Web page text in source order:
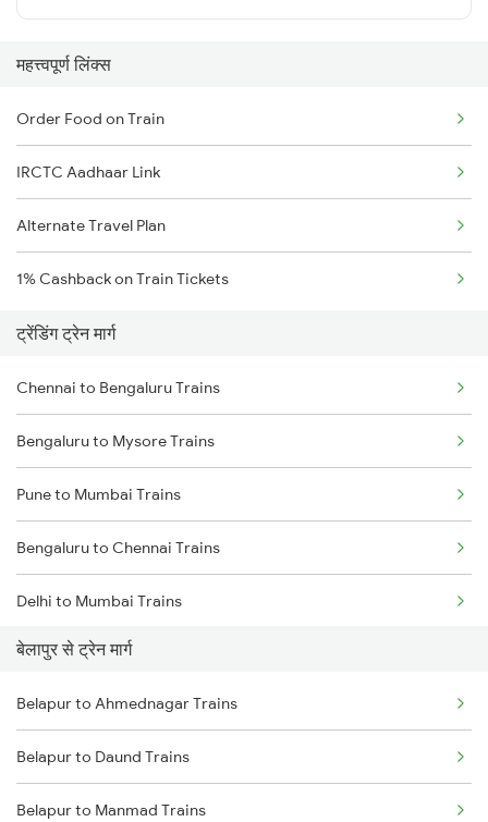
महत्त्वपूर्ण लिंक्स
Order Food on Train
IRCTC Aadhaar Link
Alternate Travel Plan
1% Cashback on Train Tickets
ट्रेंडिंग ट्रेन मार्ग
Chennai to Bengaluru Trains
Bengaluru to Mysore Trains
Pune to Mumbai Trains
Bengaluru to Chennai Trains
Delhi to Mumbai Trains
Mumbai to Pune Trains
Delhi to Jammu Trains
Mumbai to Delhi Trains
Mumbai to Goa Trains
बेलापुर से ट्रेन मार्ग
Belapur to Ahmednagar Trains
Belapur to Daund Trains
Belapur to Manmad Trains